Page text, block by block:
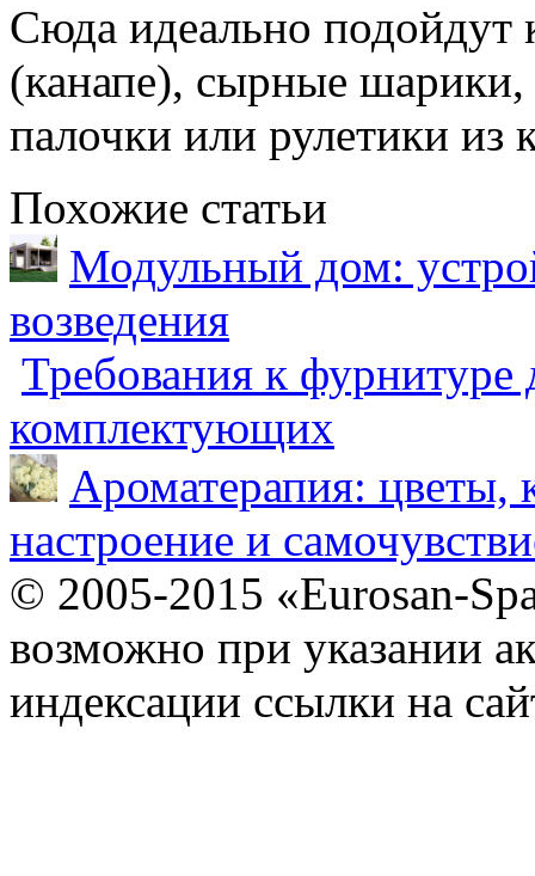
Сюда идеально подойдут
(канапе), сырные
палочки или рулетики из
Похожие статьи
Модульный дом:
возведения
Требования к фурнитуре
комплектующих
Ароматерапия: цветы,
настроение и
© 2005-2015 «Eurosan-
возможно при указании
индексации ссылки на